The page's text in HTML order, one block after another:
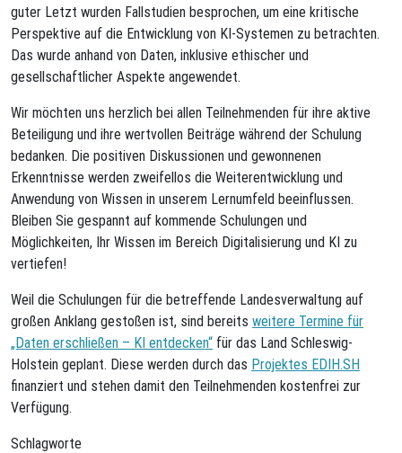
guter Letzt wurden Fallstudien besprochen, um eine kritische
Perspektive auf die Entwicklung von KI-Systemen zu betrachten.
Das wurde anhand von Daten, inklusive ethischer und
gesellschaftlicher Aspekte angewendet.
Wir möchten uns herzlich bei allen Teilnehmenden für ihre aktive
Beteiligung und ihre wertvollen Beiträge während der Schulung
bedanken. Die positiven Diskussionen und gewonnenen
Erkenntnisse werden zweifellos die Weiterentwicklung und
Anwendung von Wissen in unserem Lernumfeld beeinflussen.
Bleiben Sie gespannt auf kommende Schulungen und
Möglichkeiten, Ihr Wissen im Bereich Digitalisierung und KI zu
vertiefen!
Weil die Schulungen für die betreffende Landesverwaltung auf
großen Anklang gestoßen ist, sind bereits weitere Termine für
„Daten erschließen – KI entdecken“ für das Land Schleswig-
Holstein geplant. Diese werden durch das Projektes EDIH.SH
finanziert und stehen damit den Teilnehmenden kostenfrei zur
Verfügung.
Schlagworte